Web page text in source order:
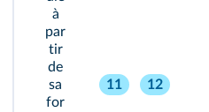
à
par
tir
de
sa
for
11 12